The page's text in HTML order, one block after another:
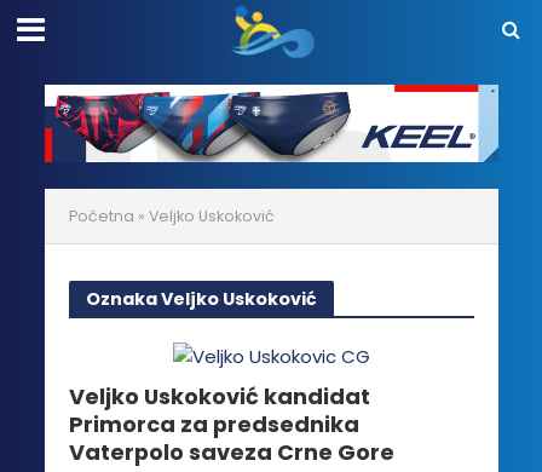
Početna » Veljko Uskoković
Oznaka Veljko Uskoković
Veljko Uskoković kandidat
Primorca za predsednika
Vaterpolo saveza Crne Gore